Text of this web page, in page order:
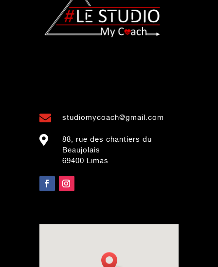
 studiomycoach@gmail.com

88, rue des chantiers du
Beaujolais
69400 Limas